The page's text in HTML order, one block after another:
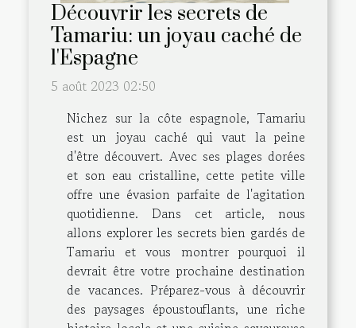
Découvrir les secrets de
Tamariu: un joyau caché de
l'Espagne
5 août 2023 02:50
Nichez sur la côte espagnole, Tamariu
est un joyau caché qui vaut la peine
d'être découvert. Avec ses plages dorées
et son eau cristalline, cette petite ville
offre une évasion parfaite de l'agitation
quotidienne. Dans cet article, nous
allons explorer les secrets bien gardés de
Tamariu et vous montrer pourquoi il
devrait être votre prochaine destination
de vacances. Préparez-vous à découvrir
des paysages époustouflants, une riche